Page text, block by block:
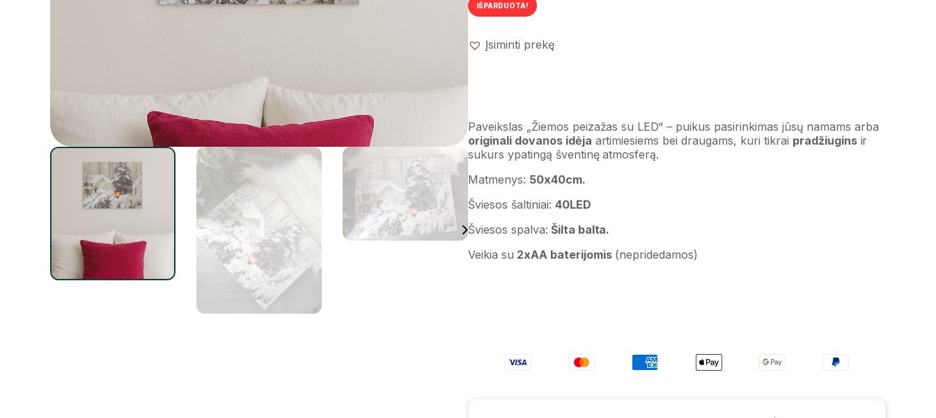
IŠPARDUOTA!
Įsiminti prekę
Paveikslas „Žiemos peizažas su LED“ – puikus pasirinkimas jūsų namams arba
originali dovanos idėja artimiesiems bei draugams, kuri tikrai pradžiuginsir
sukurs ypatingą šventinę atmosferą.
Matmenys: 50x40cm.
Šviesos šaltiniai: 40LED
Šviesos spalva: Šilta balta.
Veikia su 2xAA baterijomis(nepridedamos)